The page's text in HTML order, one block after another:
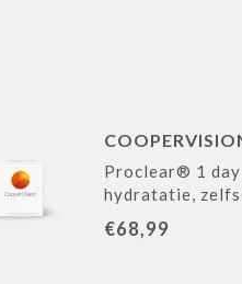
Proclear® 1 day
hydratatie, zelfs
€68,99